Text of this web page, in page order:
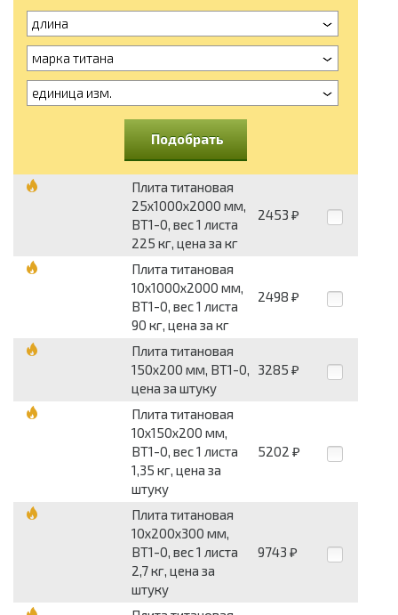
длина
марка титана
единица изм.
Подобрать
Плита титановая
25х1000х2000 мм,
ВТ1-0, вес 1 листа
225 кг, цена за кг
2453 ₽
Плита титановая
10х1000х2000 мм,
ВТ1-0, вес 1 листа
90 кг, цена за кг
2498 ₽
Плита титановая
150х200 мм, ВТ1-0,
цена за штуку
3285 ₽
Плита титановая
10х150х200 мм,
ВТ1-0, вес 1 листа
1,35 кг, цена за
штуку
5202 ₽
Плита титановая
10х200х300 мм,
ВТ1-0, вес 1 листа
2,7 кг, цена за
штуку
9743 ₽